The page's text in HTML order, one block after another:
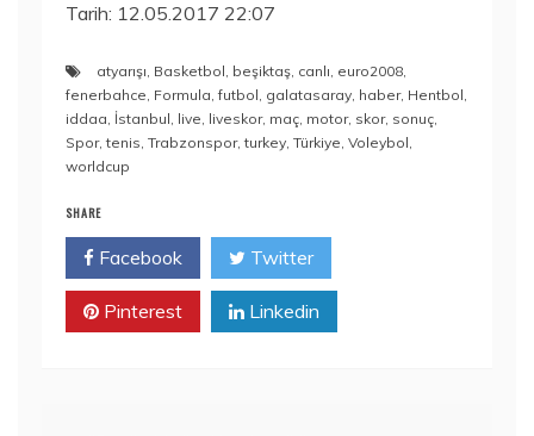
Tarih: 12.05.2017 22:07
atyarışı, Basketbol, beşiktaş, canlı, euro2008,
fenerbahce, Formula,futbol, galatasaray, haber, Hentbol,
iddaa, İstanbul, live, liveskor, maç, motor, skor, sonuç,
Spor,tenis, Trabzonspor,turkey, Türkiye, Voleybol,
worldcup
SHARE
Facebook Twitter
Pinterest Linkedin